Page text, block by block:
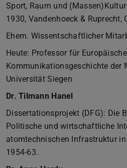
Sport, Raum und
1930, Vandenhoeck & Ruprecht,
Ehem. Wissentschaftlicher
Heute: Professor für
Kommunikationsgeschichte der
Universität Siegen
Dr. Tilmann Hanel
Dissertationsprojekt (DFG): Die
Politische und wirtschaftliche
atomtechnischen Infrastruktur
1954-63.